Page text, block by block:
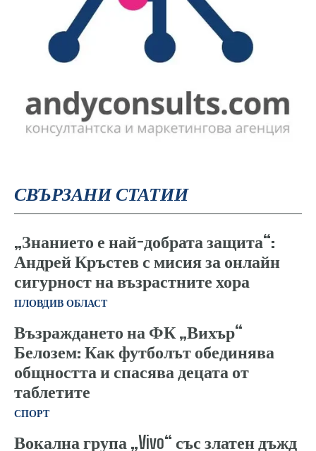
СВЪРЗАНИ СТАТИИ
„Знанието е най-добрата защита“:
Андрей Кръстев с мисия за онлайн
сигурност на възрастните хора
ПЛОВДИВ ОБЛАСТ
Възраждането на ФК „Вихър“
Белозем: Как футболът обединява
общността и спасява децата от
таблетите
СПОРТ
Вокална група „Vivo“ със златен дъжд